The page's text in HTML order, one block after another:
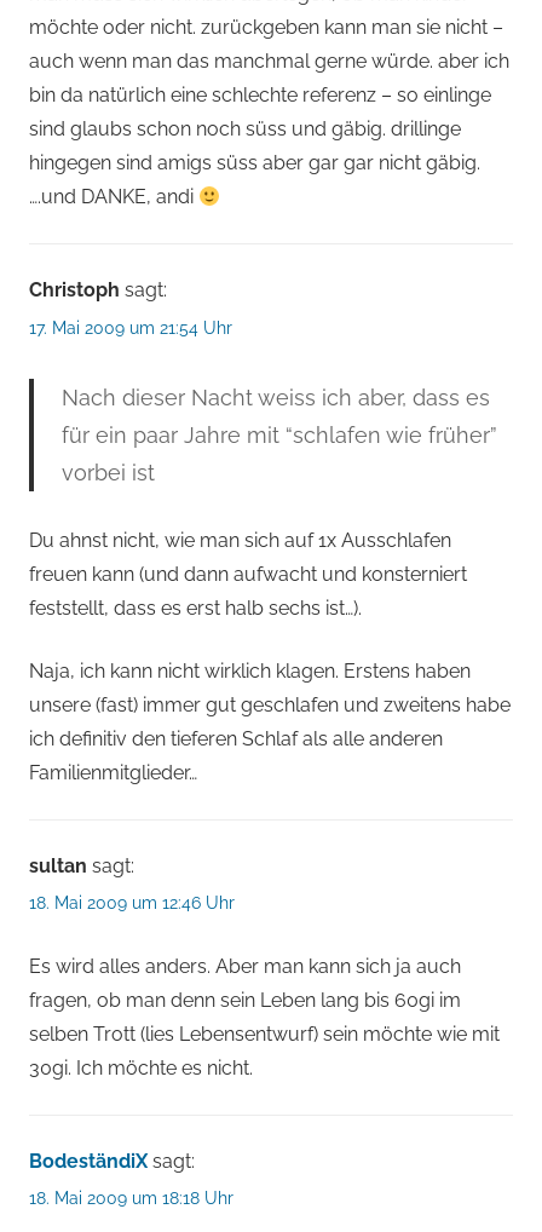
möchte oder nicht. zurückgeben kann man sie nicht –
auch wenn man das manchmal gerne würde. aber ich
bin da natürlich eine schlechte referenz – so einlinge
sind glaubs schon noch süss und gäbig. drillinge
hingegen sind amigs süss aber gar gar nicht gäbig.
….und DANKE, andi
Christoph sagt:
17. Mai 2009 um 21:54 Uhr
Nach dieser Nacht weiss ich aber, dass es
für ein paar Jahre mit “schlafen wie früher”
vorbei ist
Du ahnst nicht, wie man sich auf 1x Ausschlafen
freuen kann (und dann aufwacht und konsterniert
feststellt, dass es erst halb sechs ist…).
Naja, ich kann nicht wirklich klagen. Erstens haben
unsere (fast) immer gut geschlafen und zweitens habe
ich definitiv den tieferen Schlaf als alle anderen
Familienmitglieder…
sultan sagt:
18. Mai 2009 um 12:46 Uhr
Es wird alles anders. Aber man kann sich ja auch
fragen, ob man denn sein Leben lang bis 60gi im
selben Trott (lies Lebensentwurf) sein möchte wie mit
30gi. Ich möchte es nicht.
BodeständiX sagt:
18. Mai 2009 um 18:18 Uhr